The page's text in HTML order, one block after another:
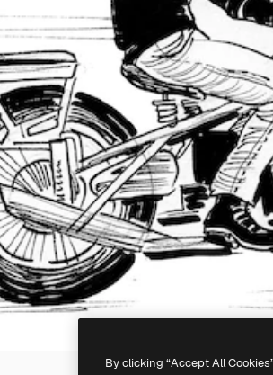
By clicking “Accept All